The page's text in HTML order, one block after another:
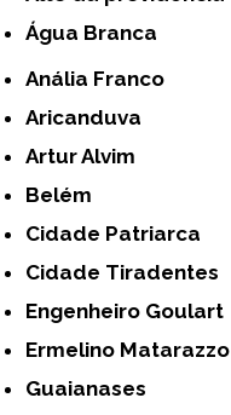
Água Branca
Anália Franco
Aricanduva
Artur Alvim
Belém
Cidade Patriarca
Cidade Tiradentes
Engenheiro Goulart
Ermelino Matarazzo
Guaianases